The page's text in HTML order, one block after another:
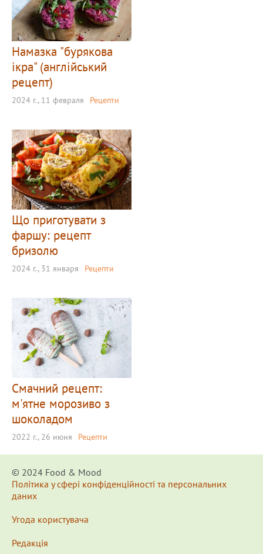
Намазка "бурякова
ікра" (англійський
рецепт)
2024 г., 11 февраля Рецепти
Що приготувати з
фаршу: рецепт
бризолю
2024 г., 31 января Рецепти
Смачний рецепт:
м'ятне морозиво з
шоколадом
2022 г., 26 июня Рецепти
© 2024 Food & Мood
Політика у сфері конфіденційності та персональних
даних
Угода користувача
Редакція